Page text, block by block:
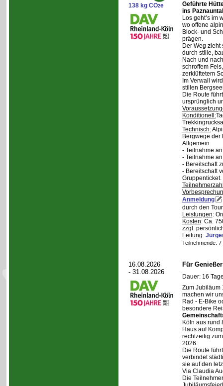
138 kg CO2e
Geführte
ins Paznauntal
Los geht’s im
wo offene
Block- und
prägen.
Der Weg
durch stille,
Nach und
schroffem
zerklüftetem
Im Verwall
stillen
Die Route
ursprünglich
Konditionell:
Technisch:
Bergwege
Allgemein:
- Teilnahme
- Teilnahme
- Bereitschaft
- Bereitschaft
Gruppenticket.
Anmeldung
durch den
Leistungen:
Kosten: Ca.
zzgl.
Leitung:
Teilnehmende:
16.08.2026
- 31.08.2026
Für
Dauer: 16
Zum Jubiläum
machen wir
Rad - E-Bike
besondere
Köln aus rund
Haus auf
rechtzeitig
2026.
Die Route
verbindet
sie auf den
Via Claudia
Die